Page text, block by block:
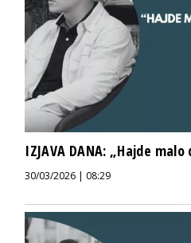
IZJAVA DANA: „Hajde
30/03/2026 | 08:29